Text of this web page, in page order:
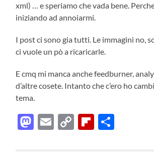
xml) … e speriamo che vada bene.
iniziando ad annoiarmi.
I post ci sono gia tutti. Le immagini no,
ci vuole un pò a ricaricarle.
E cmq mi manca anche feedburner,
d’altre cosete. Intanto che c’ero ho
tema.
Mastodon
EmailCopyFlipboard